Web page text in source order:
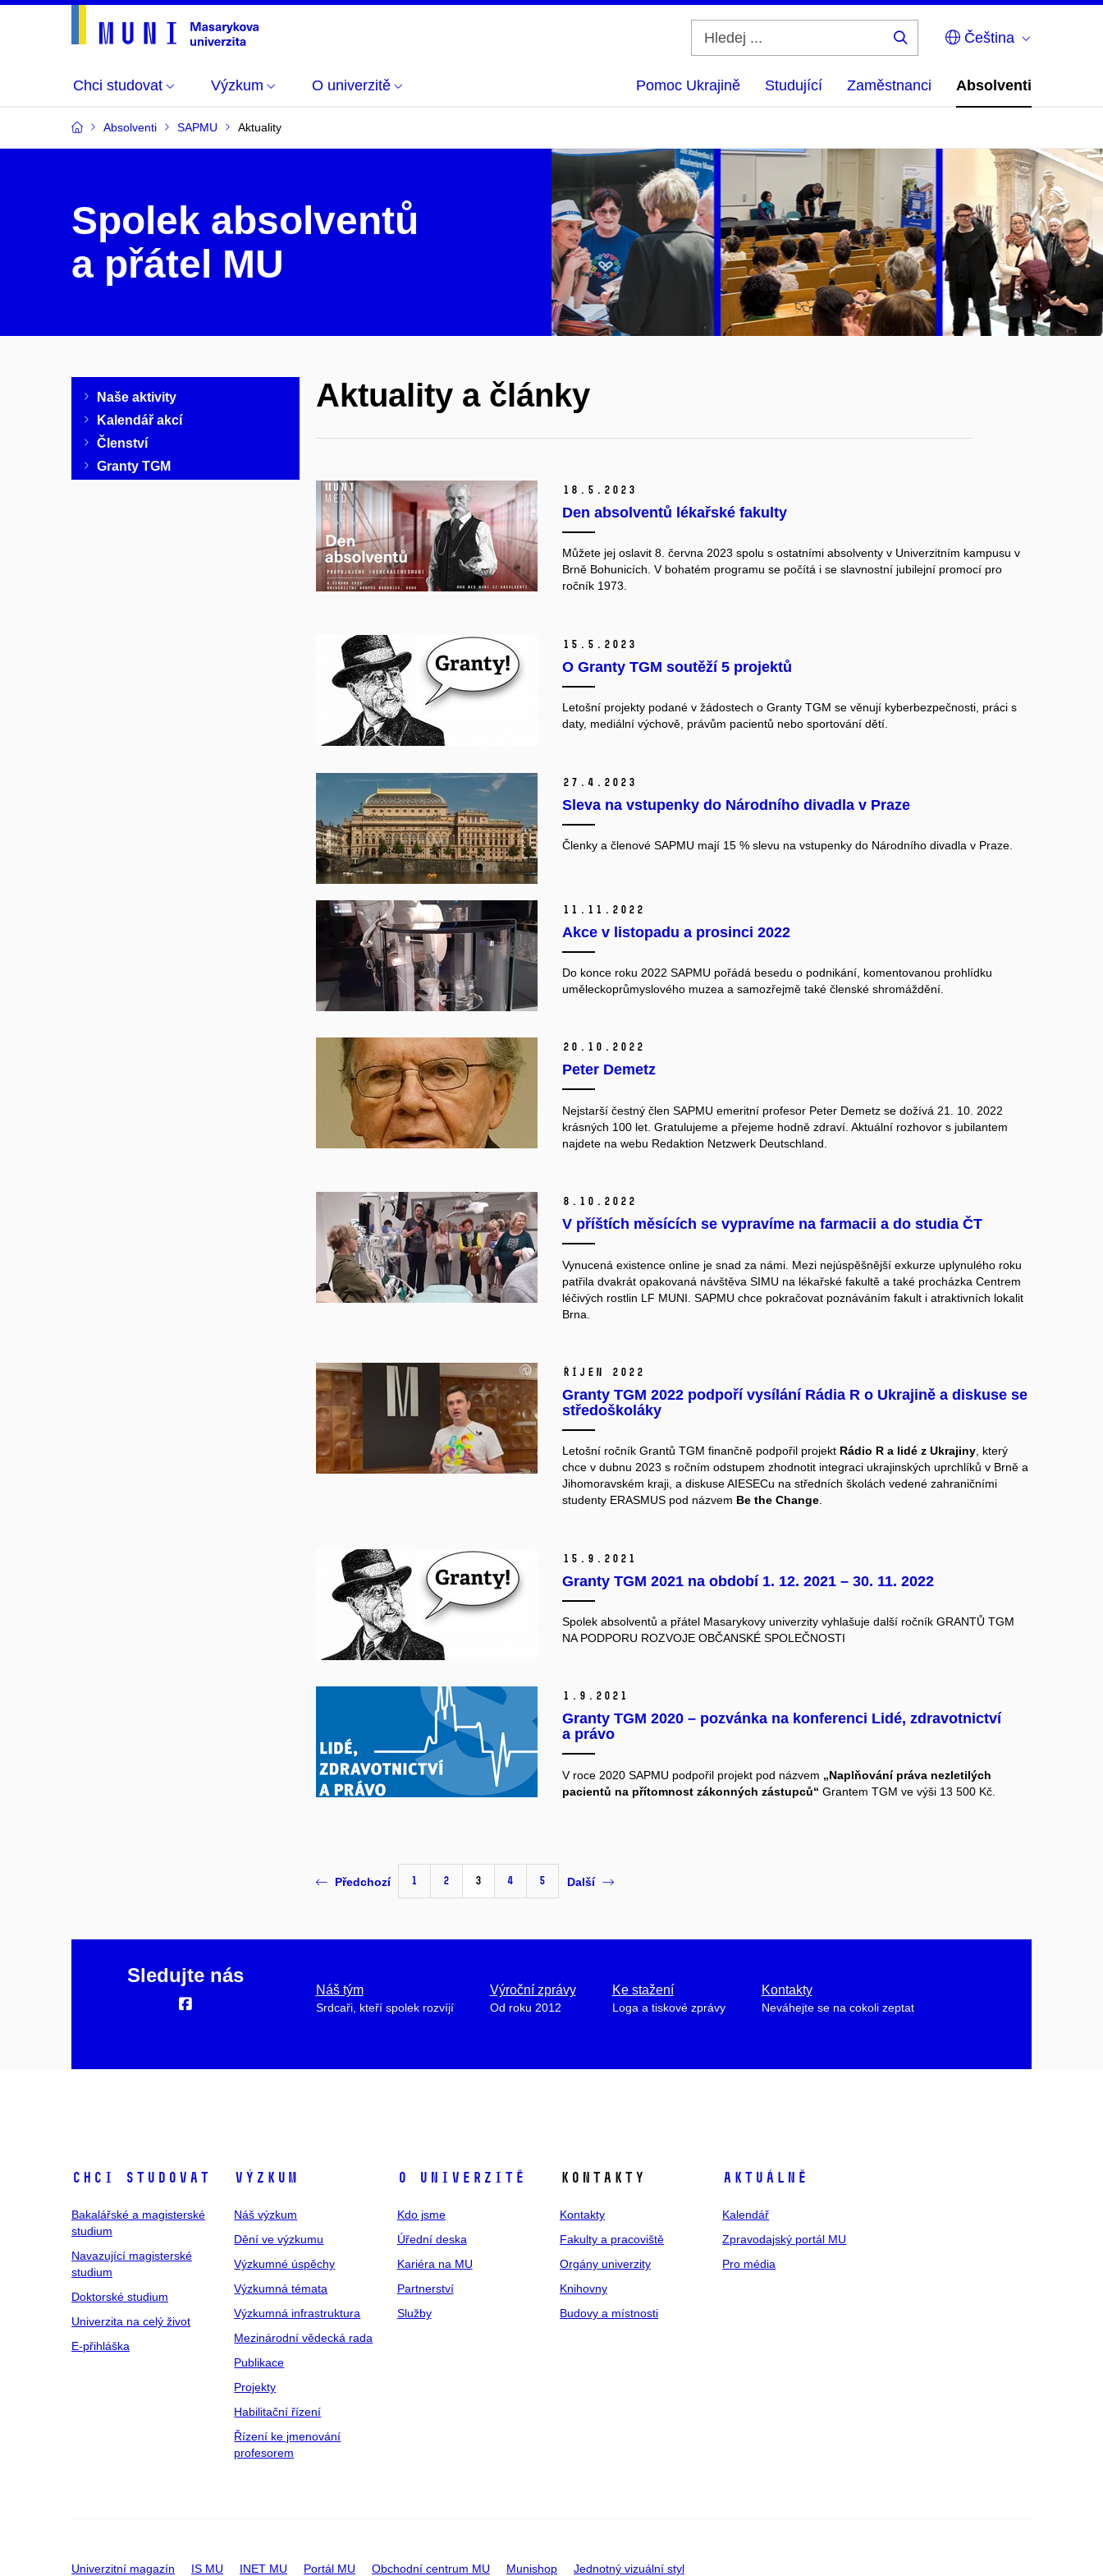
Čeština
Chci studovat Výzkum O univerzitě Pomoc Ukrajině Studující Zaměstnanci Absolventi
Absolventi SAPMU Aktuality
Spolek absolventů
a přátel MU
Naše aktivity
Kalendář akcí
Členství
Granty TGM
Aktuality a články
18. 5. 2023
Den absolventů lékařské fakulty
Můžete jej oslavit 8. června 2023 spolu s ostatními absolventy v Univerzitním kampusu v
Brně Bohunicích. V bohatém programu se počítá i se slavnostní jubilejní promocí pro
ročník 1973.
15. 5. 2023
O Granty TGM soutěží 5 projektů
Letošní projekty podané v žádostech o Granty TGM se věnují kyberbezpečnosti, práci s
daty, mediální výchově, právům pacientů nebo sportování dětí.
27. 4. 2023
Sleva na vstupenky do Národního divadla v Praze
Členky a členové SAPMU mají 15 % slevu na vstupenky do Národního divadla v Praze.
11. 11. 2022
Akce v listopadu a prosinci 2022
Do konce roku 2022 SAPMU pořádá besedu o podnikání, komentovanou prohlídku
uměleckoprůmyslového muzea a samozřejmě také členské shromáždění.
20. 10. 2022
Peter Demetz
Nejstarší čestný člen SAPMU emeritní profesor Peter Demetz se dožívá 21. 10. 2022
krásných 100 let. Gratulujeme a přejeme hodně zdraví. Aktuální rozhovor s jubilantem
najdete na webu Redaktion Netzwerk Deutschland
8. 10. 2022
V příštích měsících se vypravíme na farmacii a do studia ČT
Vynucená existence online je snad za námi. Mezi nejúspěšnější exkurze uplynulého roku
patřila dvakrát opakovaná návštěva SIMU na lékařské fakultě a také procházka Centrem
léčivých rostlin LF MUNI. SAPMU chce pokračovat poznáváním fakult i atraktivních lokalit
Brna.
říjen 2022
Granty TGM 2022 podpoří vysílání Rádia R o Ukrajině a diskuse se
středoškoláky
Letošní ročník Grantů TGM finančně podpořil projekt Rádio R a lidé z Ukrajiny, který
chce v dubnu 2023 s ročním odstupem zhodnotit integraci ukrajinských uprchlíků v Brně a
Jihomoravském kraji, a diskuse AIESECu na středních školách vedené zahraničními
studenty ERASMUS pod názvem Be the Change.
15. 9. 2021
Granty TGM 2021 na období 1. 12. 2021 – 30. 11. 2022
Spolek absolventů a přátel Masarykovy univerzity vyhlašuje další ročník GRANTŮ TGM
NA PODPORU ROZVOJE OBČANSKÉ SPOLEČNOSTI
1. 9. 2021
Granty TGM 2020 – pozvánka na konferenci Lidé, zdravotnictví
a právo
V roce 2020 SAPMU podpořil projekt pod názvem „Naplňování práva nezletilých
pacientů na přítomnost zákonných zástupců“ Grantem TGM ve výši 13 500 Kč.
Předchozí 1 2 3 4 5 Další
Sledujte nás
Náš tým
Srdcaři, kteří spolek rozvíjí
Výroční zprávy
Od roku 2012
Ke stažení
Loga a tiskové zprávy
Kontakty
Neváhejte se na cokoli zeptat
Chci studovat
Bakalářské a magisterské
studium
Navazující magisterské
studium
Doktorské studium
Univerzita na celý život
E-přihláška
Výzkum
Náš výzkum
Dění ve výzkumu
Výzkumné úspěchy
Výzkumná témata
Výzkumná infrastruktura
Mezinárodní vědecká rada
Publikace
Projekty
Habilitační řízení
Řízení ke jmenování
profesorem
O univerzitě
Kdo jsme
Úřední deska
Kariéra na MU
Partnerství
Služby
Kontakty
Kontakty
Fakulty a pracoviště
Orgány univerzity
Knihovny
Budovy a místnosti
Aktuálně
Kalendář
Zpravodajský portál MU
Pro média
Univerzitní magazín IS MU INET MU Portál MU Obchodní centrum MU Munishop Jednotný vizuální styl